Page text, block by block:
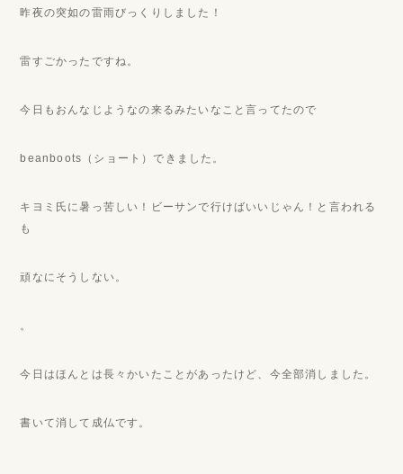
昨夜の突如の雷雨びっくりしました！
雷すごかったですね。
今日もおんなじようなの来るみたいなこと言ってたので
beanboots（ショート）できました。
キヨミ氏に暑っ苦しい！ビーサンで行けばいいじゃん！と言われる
も
頑なにそうしない。
。
今日はほんとは長々かいたことがあったけど、今全部消しました。
書いて消して成仏です。